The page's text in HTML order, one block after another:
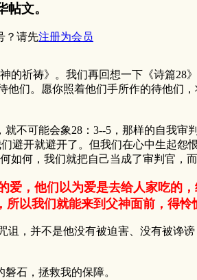
文。
？请先注册为会员
祈祷》。我们再回想一下《诗篇28
他们。愿你照着他们手所作的待他
可能会象28：3--5，那样的自我审判
避开就避开了。但我们在心中生起
如何，我们就把自己当成了审判官，
爱，他们以为爱是去给人家吃的
以我们就能来到父神面前，得怜
并不是他没有被迫害、没有被谗谤
石，拯救我的保障。